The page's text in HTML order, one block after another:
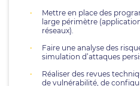
Mettre en place des
large périmètre
réseaux).
Faire une analyse des
simulation d’attaques
Réaliser des revues
de vulnérabilité, de